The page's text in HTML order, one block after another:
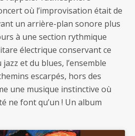
où l’improvisation était de
un arrière-plan sonore plus
à une section rythmique
électrique conservant ce
et du blues, l’ensemble
escarpés, hors des
une musique instinctive où
ne font qu’un ! Un album